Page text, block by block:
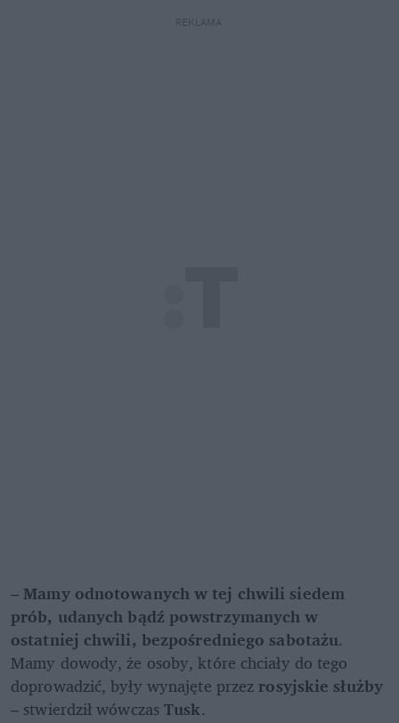
REKLAMA
– Mamy odnotowanych w tej chwili siedem
prób, udanych bądź powstrzymanych w
ostatniej chwili, bezpośredniego sabotażu.
Mamy dowody, że osoby, które chciały do tego
doprowadzić, były wynajęte przez rosyjskie służby
– stwierdził wówczas Tusk.